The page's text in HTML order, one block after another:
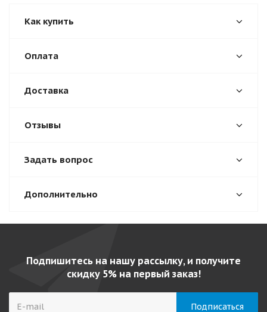
Как купить
Оплата
Доставка
Отзывы
Задать вопрос
Дополнительно
Подпишитесь на нашу рассылку, и получите
скидку 5% на первый заказ!